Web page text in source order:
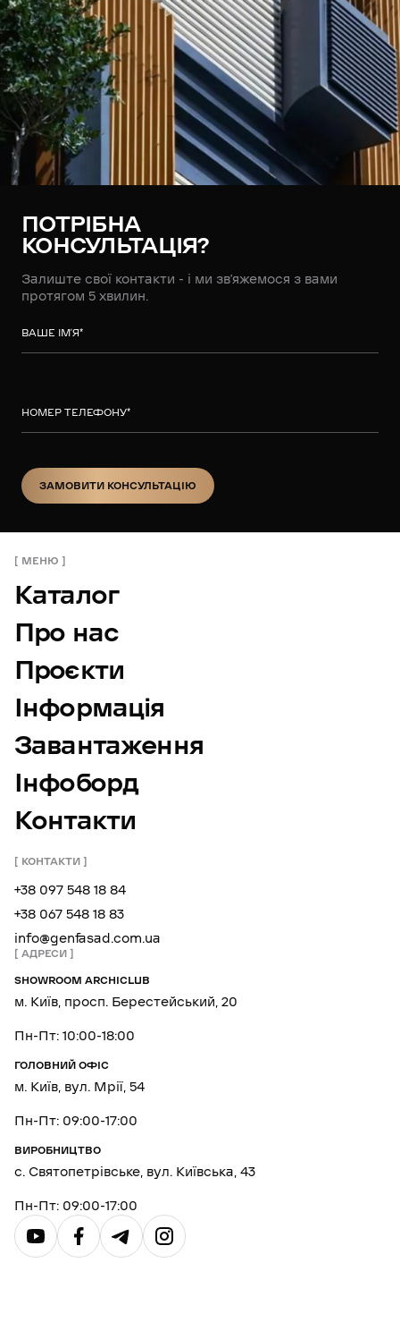
ПОТРІБНА
КОНСУЛЬТАЦІЯ?
Залиште свої контакти - і ми зв’яжемося з вами
протягом 5 хвилин.
ВАШЕ ІМ’Я*
НОМЕР ТЕЛЕФОНУ*
ЗАМОВИТИ КОНСУЛЬТАЦІЮ
МЕНЮ
Каталог
Про нас
Проєкти
Інформація
Завантаження
Інфоборд
Контакти
КОНТАКТИ
+38 097 548 18 84
+38 067 548 18 83
info@genfasad.com.ua
АДРЕСИ
SHOWROOM ARCHICLUB
м. Київ, просп. Берестейський, 20
Пн-Пт: 10:00-18:00
ГОЛОВНИЙ ОФІС
м. Київ, вул. Мрії, 54
Пн-Пт: 09:00-17:00
ВИРОБНИЦТВО
с. Святопетрівське, вул. Київська, 43
Пн-Пт: 09:00-17:00